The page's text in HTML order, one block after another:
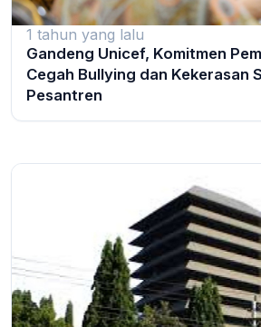
1 tahun yang lalu
Gandeng Unicef, Komitmen
Cegah Bullying dan Kekerasan
Pesantren